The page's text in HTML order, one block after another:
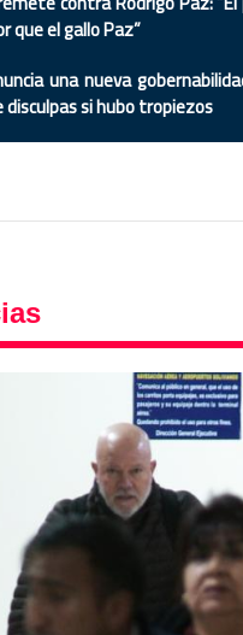
que el gallo Paz”
una nueva
disculpas si hubo tropiezos